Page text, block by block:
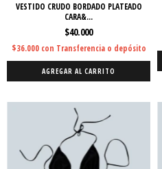
VESTIDO CRUDO BORDADO PLATEADO
CARA&...
$40.000
$36.000 con Transferencia o depósito
AGREGAR AL CARRITO